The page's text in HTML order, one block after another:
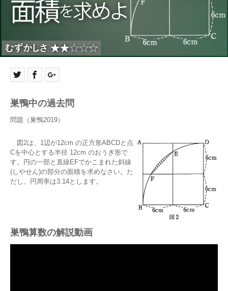
巣鴨中の過去問
問題（巣鴨2019）
図2は、1辺が12cm の正方形ABCDと点
Cを中心とする半径 12cm のおうぎ形で
す。円の一部と直線EFでかこまれた斜線
(しやせん)の部分の面積を求めなさい。た
だし、円周率は3.14とします。
巣鴨算数の解説動画